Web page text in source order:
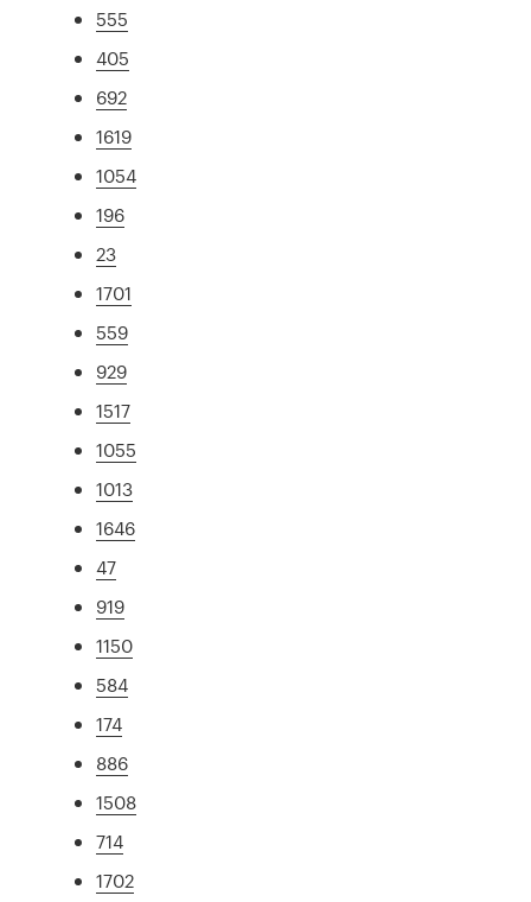
555
405
692
1619
1054
196
23
1701
559
929
1517
1055
1013
1646
47
919
1150
584
174
886
1508
714
1702